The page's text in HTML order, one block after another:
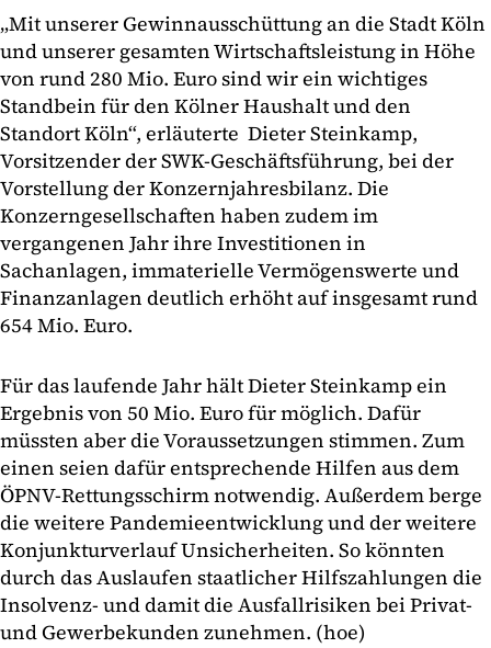
„Mit unserer Gewinnausschüttung an die Stadt Köln
und unserer gesamten Wirtschaftsleistung in Höhe
von rund 280 Mio. Euro sind wir ein wichtiges
Standbein für den Kölner Haushalt und den
Standort Köln“, erläuterte Dieter Steinkamp,
Vorsitzender der SWK-Geschäftsführung, bei der
Vorstellung der Konzernjahresbilanz. Die
Konzerngesellschaften haben zudem im
vergangenen Jahr ihre Investitionen in
Sachanlagen, immaterielle Vermögenswerte und
Finanzanlagen deutlich erhöht auf insgesamt rund
654 Mio. Euro.
Für das laufende Jahr hält Dieter Steinkamp ein
Ergebnis von 50 Mio. Euro für möglich. Dafür
müssten aber die Voraussetzungen stimmen. Zum
einen seien dafür entsprechende Hilfen aus dem
ÖPNV-Rettungsschirm notwendig. Außerdem berge
die weitere Pandemieentwicklung und der weitere
Konjunkturverlauf Unsicherheiten. So könnten
durch das Auslaufen staatlicher Hilfszahlungen die
Insolvenz- und damit die Ausfallrisiken bei Privat-
und Gewerbekunden zunehmen. (hoe)